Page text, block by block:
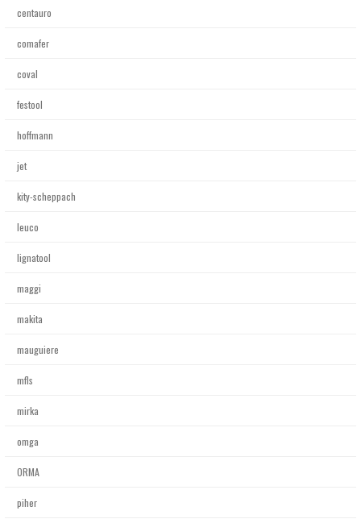
centauro
comafer
coval
festool
hoffmann
jet
kity-scheppach
leuco
lignatool
maggi
makita
mauguiere
mfls
mirka
omga
ORMA
piher